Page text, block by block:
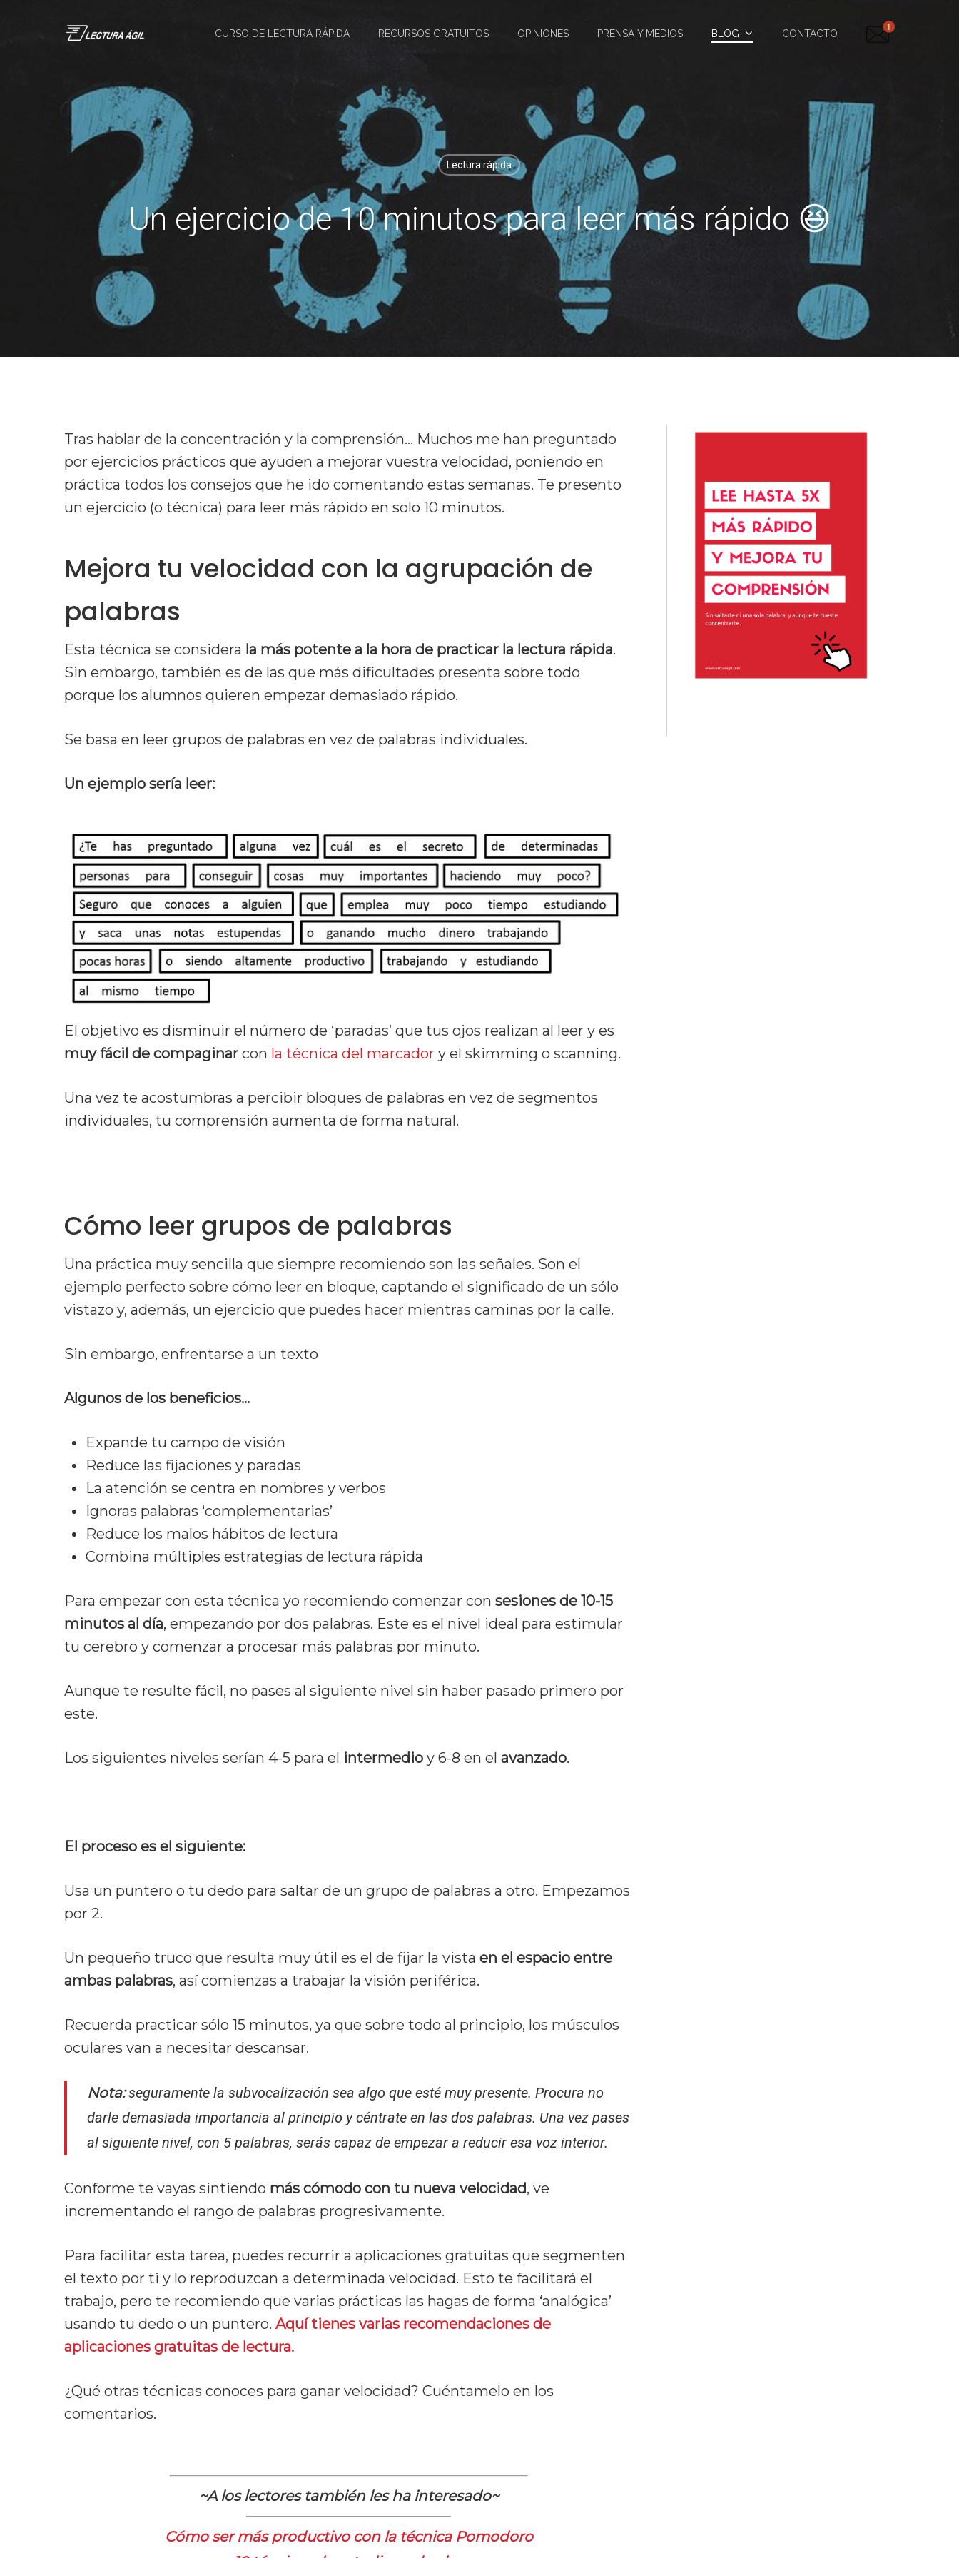
CURSO DE LECTURA RÁPIDA RECURSOS GRATUITOS OPINIONES PRENSA Y MEDIOS BLOG CONTACTO
Lectura rápida
Un ejercicio de 10 minutos para leer más rápido 😆
Tras hablar de la concentración y la comprensión… Muchos me han preguntado
por ejercicios prácticos que ayuden a mejorar vuestra velocidad, poniendo en
práctica todos los consejos que he ido comentando estas semanas. Te presento
un ejercicio (o técnica) para leer más rápido en solo 10 minutos.
Mejora tu velocidad con la agrupación de
palabras
Esta técnica se considera la más potente a la hora de practicar la lectura rápida.
Sin embargo, también es de las que más dificultades presenta sobre todo
porque los alumnos quieren empezar demasiado rápido.
Se basa en leer grupos de palabras en vez de palabras individuales.
Un ejemplo sería leer:
El objetivo es disminuir el número de ‘paradas’ que tus ojos realizan al leer y es
muy fácil de compaginar con la técnica del marcador y el skimming o scanning.
Una vez te acostumbras a percibir bloques de palabras en vez de segmentos
individuales, tu comprensión aumenta de forma natural.
Cómo leer grupos de palabras
Una práctica muy sencilla que siempre recomiendo son las señales. Son el
ejemplo perfecto sobre cómo leer en bloque, captando el significado de un sólo
vistazo y, además, un ejercicio que puedes hacer mientras caminas por la calle.
Sin embargo, enfrentarse a un texto
Algunos de los beneficios…
Expande tu campo de visión
Reduce las fijaciones y paradas
La atención se centra en nombres y verbos
Ignoras palabras ‘complementarias’
Reduce los malos hábitos de lectura
Combina múltiples estrategias de lectura rápida
Para empezar con esta técnica yo recomiendo comenzar con sesiones de 10-15
minutos al día, empezando por dos palabras. Este es el nivel ideal para estimular
tu cerebro y comenzar a procesar más palabras por minuto.
Aunque te resulte fácil, no pases al siguiente nivel sin haber pasado primero por
este.
Los siguientes niveles serían 4-5 para el intermedio y 6-8 en el avanzado.
El proceso es el siguiente:
Usa un puntero o tu dedo para saltar de un grupo de palabras a otro. Empezamos
por 2.
Un pequeño truco que resulta muy útil es el de fijar la vista en el espacio entre
ambas palabras, así comienzas a trabajar la visión periférica.
Recuerda practicar sólo 15 minutos, ya que sobre todo al principio, los músculos
oculares van a necesitar descansar.
Nota:seguramente la subvocalización sea algo que esté muy presente. Procura no
darle demasiada importancia al principio y céntrate en las dos palabras. Una vez pases
al siguiente nivel, con 5 palabras, serás capaz de empezar a reducir esa voz interior.
Conforme te vayas sintiendo más cómodo con tu nueva velocidad, ve
incrementando el rango de palabras progresivamente.
Para facilitar esta tarea, puedes recurrir a aplicaciones gratuitas que segmenten
el texto por ti y lo reproduzcan a determinada velocidad. Esto te facilitará el
trabajo, pero te recomiendo que varias prácticas las hagas de forma ‘analógica’
usando tu dedo o un puntero. Aquí tienes varias recomendaciones de
aplicaciones gratuitas de lectura.
¿Qué otras técnicas conoces para ganar velocidad? Cuéntamelo en los
comentarios.
~A los lectores también les ha interesado~
Cómo ser más productivo con la técnica Pomodoro